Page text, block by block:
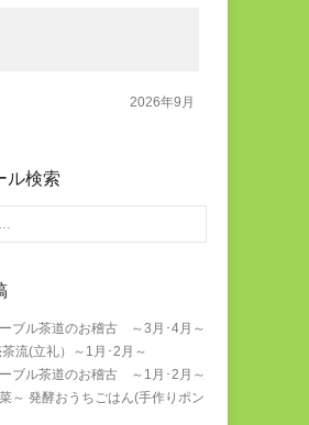
2026年9月
ル検索
ブル茶道のお稽古 ～3月･4月～
流(立礼）～1月･2月～
ブル茶道のお稽古 ～1月･2月～
～ 発酵おうちごはん(手作りポン